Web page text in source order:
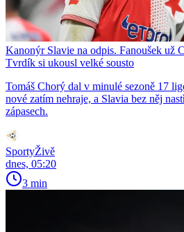
Kanonýr Slavie na odpis. Fanoušek už
Tvrdík si ukousl velké sousto
Tomáš Chorý dal v minulé sezoně 17
nové zatím nehraje, a Slavia bez něj
zápasech.
SportyŽivě
dnes, 05:20
3 min